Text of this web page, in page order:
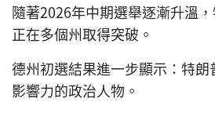
隨著2026年中期選舉逐漸升溫
正在多個州取得突破。
德州初選結果進一步顯示：特
影響力的政治人物。